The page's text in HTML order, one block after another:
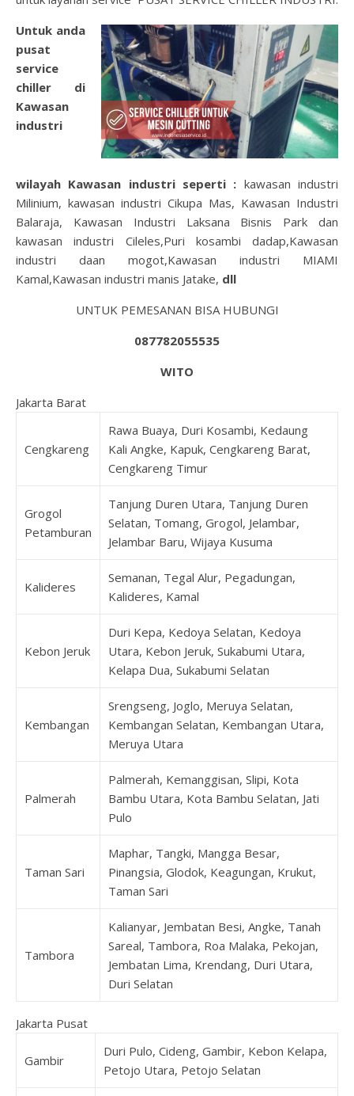
Untuk anda
pusat
service
chiller di
Kawasan
industri
wilayah Kawasan industriseperti : kawasan industri
Milinium, kawasan industri Cikupa Mas, Kawasan Industri
Balaraja, Kawasan Industri Laksana Bisnis Park dan
kawasan industri Cileles,Puri kosambi dadap,Kawasan
industri daan mogot,Kawasan industri MIAMI
Kamal,Kawasan industri manis Jatake, dll
UNTUK PEMESANAN BISA HUBUNGI
087782055535
WITO
Jakarta Barat
Cengkareng
Rawa Buaya, Duri Kosambi, Kedaung
Kali Angke, Kapuk, Cengkareng Barat,
Cengkareng Timur
Grogol
Petamburan
Tanjung Duren Utara, Tanjung Duren
Selatan, Tomang, Grogol, Jelambar,
Jelambar Baru, Wijaya Kusuma
Kalideres
Semanan, Tegal Alur, Pegadungan,
Kalideres, Kamal
Kebon Jeruk
Duri Kepa, Kedoya Selatan, Kedoya
Utara, Kebon Jeruk, Sukabumi Utara,
Kelapa Dua, Sukabumi Selatan
Kembangan
Srengseng, Joglo, Meruya Selatan,
Kembangan Selatan, Kembangan Utara,
Meruya Utara
Palmerah
Palmerah, Kemanggisan, Slipi, Kota
Bambu Utara, Kota Bambu Selatan, Jati
Pulo
Taman Sari
Maphar, Tangki, Mangga Besar,
Pinangsia, Glodok, Keagungan, Krukut,
Taman Sari
Tambora
Kalianyar, Jembatan Besi, Angke, Tanah
Sareal, Tambora, Roa Malaka, Pekojan,
Jembatan Lima, Krendang, Duri Utara,
Duri Selatan
Jakarta Pusat
Gambir
Duri Pulo, Cideng, Gambir, Kebon Kelapa,
Petojo Utara, Petojo Selatan